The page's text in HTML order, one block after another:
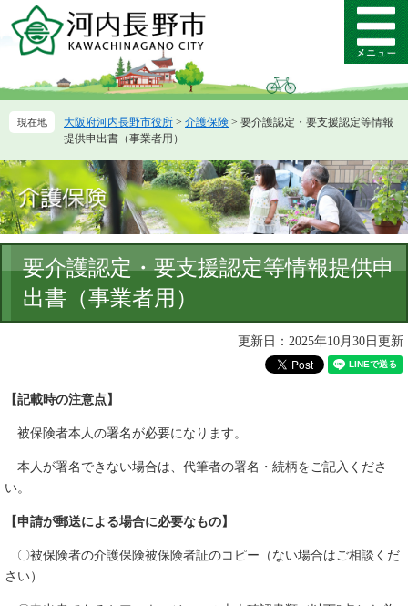
ー
先
ニ
を
て
本
文
へ
メ
ニ
ー
大阪府河内長野市役所 > 介護保険 > 要介護認定・要支援認定等情報
提供申出書（事業者用）
文
要介護認定・要支援認定等情報提供申
出書（事業者用）
更新日：2025年10月30日更新
【記載時の注意点】
被保険者本人の署名が必要になります。
本人が署名できない場合は、代筆者の署名・続柄をご記入くださ
い。
【申請が郵送による場合に必要なもの】
〇被保険者の介護保険被保険者証のコピー（ない場合はご相談くだ
さい）